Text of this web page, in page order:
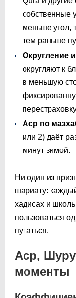
собственные
меньше угол,
тем раньше
Округление
округляют к
в меньшую
Аср по
или 2) даёт
минут зимой.
Ни один из
шариату:
хадисах и
пользоваться
путаться.
Аср,
моменты